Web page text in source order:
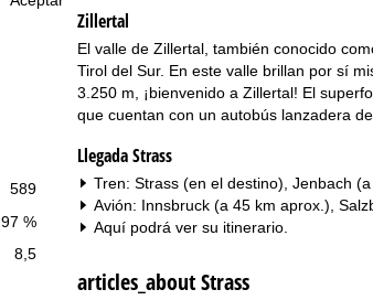
589
97 %
8,5
i
n
i
p
Zillertal
El valle de Zillertal, también conocido
Tirol del Sur. En este valle brillan por sí
3.250 m, ¡bienvenido a Zillertal! El
que cuentan con un autobús lanzadera
Llegada Strass
Tren: Strass (en el destino), Jenbach
Avión: Innsbruck (a 45 km aprox.),
Aquí podrá ver su itinerario.
articles_about Strass